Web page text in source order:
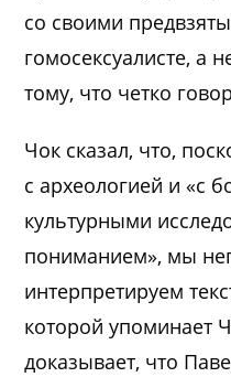
со своими
гомосексуалисте, а
тому, что четко
Чок сказал, что,
с археологией и «с
культурными
пониманием», мы
интерпретируем
которой упоминает
доказывает, что